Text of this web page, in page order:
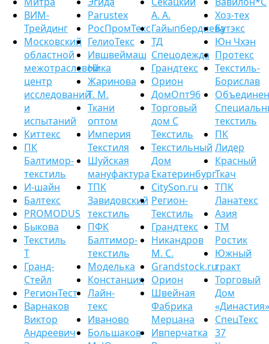
ВИМ-
Трейдинг
Московский
областной
межотраслевой
центр
исследований
и
испытаний
Киттекс
ПК
Балтимор-
текстиль
И-шайн
Балтекс
PROMODUS
Быкова
Текстиль
Т
Гранд-
Стейл
РегионТест
Варнаков
Виктор
Андреевич
Рarustex
РосПромТекс
ГелиоТекс
Ившвеймаш
Ника
Жаринова
Т. М.
Ткани
оптом
Империя
Текстиля
Шуйская
мануфактура
ТПК
Завидовский
текстиль
ПФК
Балтимор-
текстиль
Моделька
Констанция
Лайн-
текс
Иваново
Большаков
А. А.
Гайыпбердиева
ТД
Спецодежда
Грандтекс
Орион
ДомОпт96
Торговый
дом С
Текстиль
Текстильный
Дом
Екатеринбург
CitySon.ru
Регион-
Текстиль
Грандтекс
Никандров
М. С.
Grandstock.ru
Орион
Швейная
Фабрика
Мерцана
Ивперчатка
Хоз-тех
Бутэкс
Юн Чхэн
Протекс
Текстиль-
Борислав
текстиль
ПК
Лидер
Красный
Ткач
ТПК
Ланатекс
Азия
ТМ
Ростик
Южный
тракт
Торговый
Дом
«Династия»
СпецТекс
37